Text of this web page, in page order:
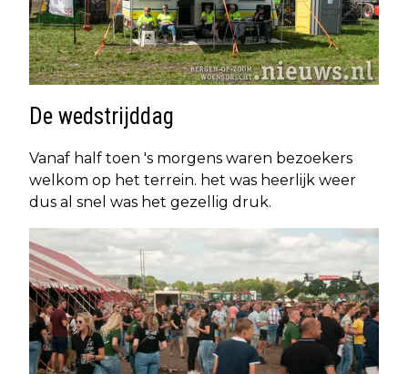
De wedstrijddag
Vanaf half toen 's morgens waren bezoekers
welkom op het terrein. het was heerlijk weer
dus al snel was het gezellig druk.